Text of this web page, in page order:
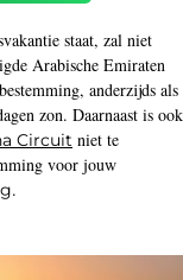
staat, zal niet
Arabische Emiraten
anderzijds als
zon. Daarnaast is ook
Circuit niet te
voor jouw
.